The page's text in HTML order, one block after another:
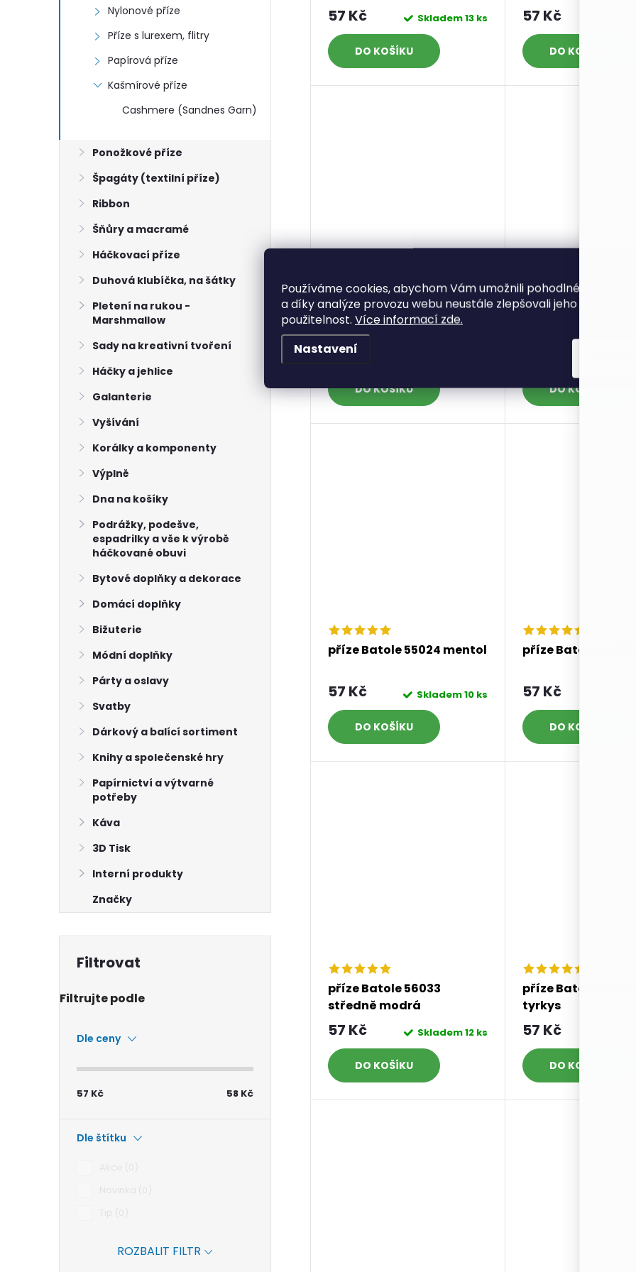
Používáme cookies, abychom Vám umožnili pohodlné prohlížení
a díky analýze provozu webu neustále zlepšovali jeho funkce,
použitelnost. Více informací zde.
Nastavení
Nylonové příze
Příze s lurexem, flitry
Papírová příze
Kašmírové příze
Cashmere (Sandnes Garn)
Ponožkové příze
Špagáty (textilní příze)
Ribbon
Šňůry a macramé
Háčkovací příze
Duhová klubíčka, na šátky
Pletení na rukou -
Marshmallow
Sady na kreativní tvoření
Háčky a jehlice
Galanterie
Vyšívání
Korálky a komponenty
Výplně
Dna na košíky
Podrážky, podešve,
espadrilky a vše k výrobě
háčkované obuvi
Bytové doplňky a dekorace
Domácí doplňky
Bižuterie
Módní doplňky
Párty a oslavy
Svatby
Dárkový a balící sortiment
Knihy a společenské hry
Papírnictví a výtvarné
potřeby
Káva
3D Tisk
Interní produkty
Značky
Dle ceny
57 Kč 58 Kč
Dle štítku
ROZBALIT FILTR
57 Kč Skladem13 ks
DO KOŠÍKU
57 Kč
DO KOŠÍKU
příze Batole 53155 fialová
57 Kč
DO KOŠÍKU
příze Batole 53164
DO KOŠÍKU
příze Batole 55024 mentol
57 Kč Skladem10 ks
DO KOŠÍKU
příze Batole 56020
57 Kč
DO KOŠÍKU
příze Batole 56033
středně modrá
57 Kč Skladem12 ks
DO KOŠÍKU
příze Batole 56042
tyrkys
57 Kč
DO KOŠÍKU